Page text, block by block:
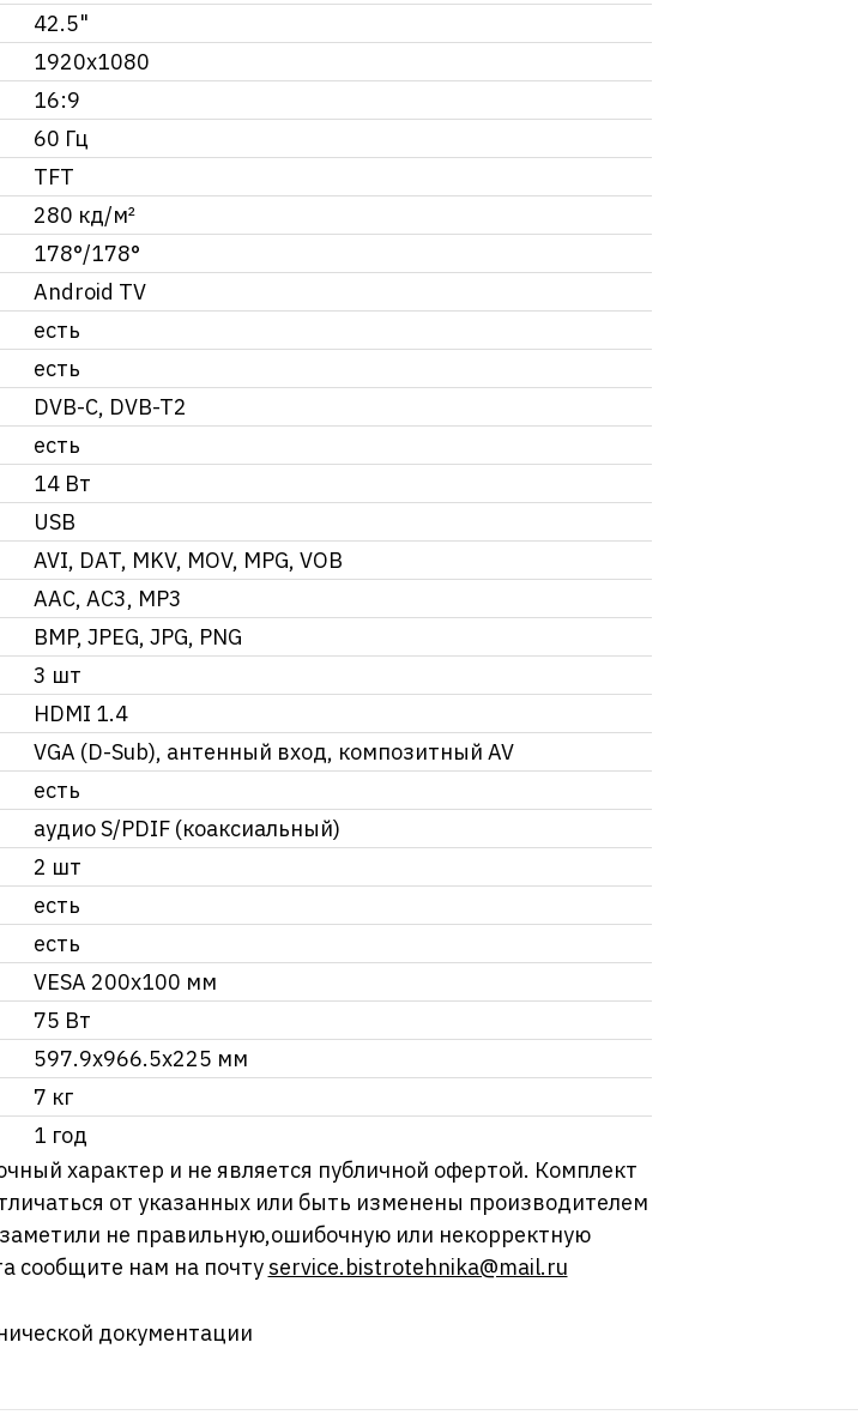
42.5"
1920x1080
16:9
60 Гц
TFT
280 кд/м²
178°/178°
Android TV
есть
есть
DVB-C, DVB-T2
есть
14 Вт
USB
AVI, DAT, MKV, MOV, MPG, VOB
AAC, AC3, MP3
BMP, JPEG, JPG, PNG
3 шт
HDMI 1.4
VGA (D-Sub), антенный вход, композитный AV
есть
аудио S/PDIF (коаксиальный)
2 шт
есть
есть
VESA 200x100 мм
75 Вт
597.9х966.5х225 мм
7 кг
1 год
характер и не является публичной офертой. Комплект
от указанных или быть изменены производителем
не правильную,ошибочную или некорректную
сообщите нам на почтуservice.bistrotehnika@mail.ru
документации